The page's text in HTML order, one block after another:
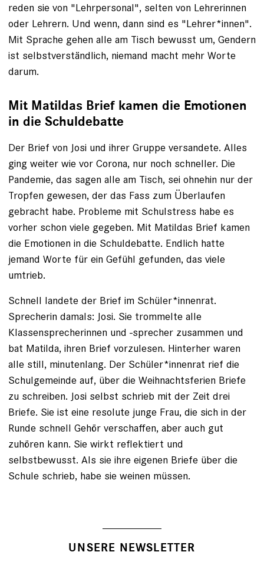
reden sie von "Lehrpersonal", selten von Lehrerinnen
oder Lehrern. Und wenn, dann sind es "Lehrer*innen".
Mit Sprache gehen ­alle am Tisch bewusst um, Gendern
ist selbstverständlich, niemand macht mehr Worte
darum.
Mit Matildas Brief kamen die Emotionen
in die Schuldebatte
Der Brief von Josi und ihrer Gruppe versandete. Alles
ging weiter wie vor Corona, nur noch schneller. Die
Pandemie, das sagen alle am Tisch, sei ohnehin nur der
Tropfen gewesen, der das Fass zum Überlaufen
gebracht ­habe. Probleme mit Schulstress habe es
vorher schon viele gegeben. Mit Matildas Brief kamen
die Emotionen in die Schuldebatte. Endlich hatte
jemand Worte für ein Gefühl gefunden, das viele
umtrieb.
Schnell landete der Brief im Schüler*innenrat.
Sprecherin damals: ­Josi. Sie trommelte alle
Klassensprecherinnen und -sprecher zusammen und
bat Matilda, ihren Brief vorzulesen. Hinterher waren
alle still, minutenlang. Der Schüler*innenrat rief die
Schulgemeinde auf, über die Weihnachts­ferien Briefe
zu schreiben. Josi selbst schrieb mit der Zeit drei
Briefe. Sie ist eine resolute junge Frau, die sich in der
Runde schnell Gehör verschaffen, aber auch gut
zuhören kann. Sie wirkt reflektiert und
selbstbewusst. Als sie ihre eigenen Briefe über die
Schule schrieb, habe sie weinen müssen.
UNSERE NEWSLETTER